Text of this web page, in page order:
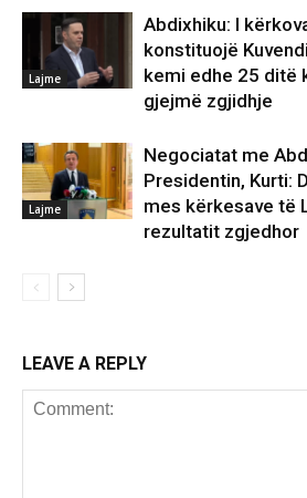
Lajme
Abdixhiku: I
konstituojë
kemi edhe 25 ditë
gjejmë zgjidhje
Lajme
Negociatat me
Presidentin, Kurti:
mes kërkesave të
rezultatit zgjedhor
LEAVE A REPLY